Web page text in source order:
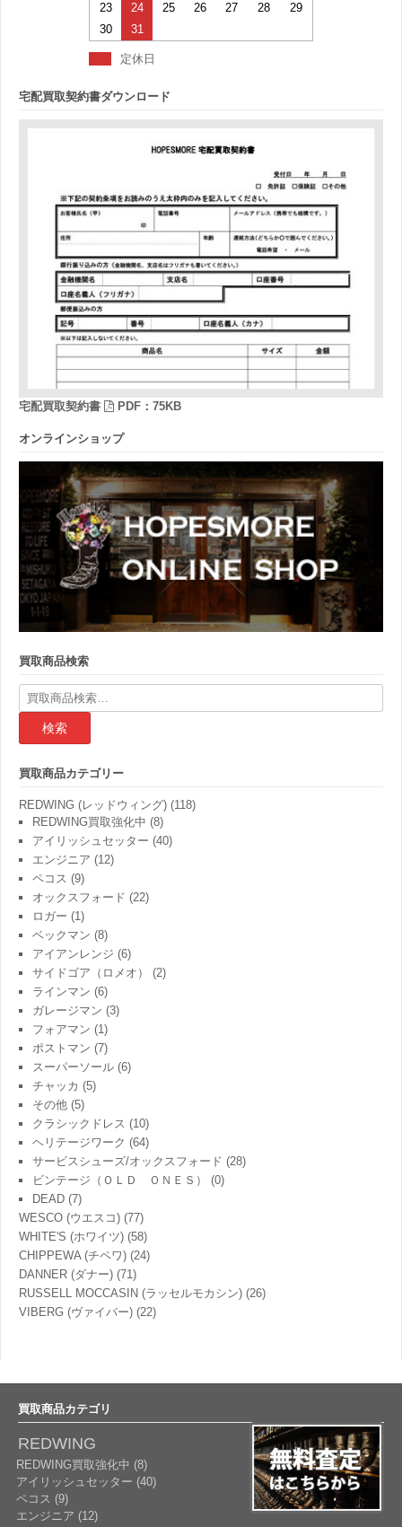
23
24 25 26 27 28
29
30
31
定休日
宅配買取契約書ダウンロード
宅配買取契約書 PDF：75KB
オンラインショップ
買取商品検索
検
索
果:
買取商品カテゴリー
REDWING (レッドウィング) (118)
REDWING買取強化中 (8)
アイリッシュセッター (40)
エンジニア (12)
ペコス (9)
オックスフォード (22)
ロガー (1)
ベックマン (8)
アイアンレンジ (6)
サイドゴア（ロメオ）
(2)
ラインマン (6)
ガレージマン (3)
フォアマン (1)
ポストマン (7)
スーパーソール (6)
チャッカ (5)
その他 (5)
クラシックドレス (10)
ヘリテージワーク (64)
サービスシューズ/オックスフォード (28)
ビンテージ（ＯＬＤ ＯＮＥＳ）
(0)
DEAD (7)
WESCO (ウエスコ) (77)
WHITE'S (ホワイツ) (58)
CHIPPEWA (チペワ) (24)
DANNER (ダナー) (71)
RUSSELL MOCCASIN (ラッセルモカシン) (26)
VIBERG (ヴァイバー) (22)
買取商品カテゴリ
REDWING
REDWING買取強化中 (8)
アイリッシュセッター (40)
ペコス (9)
エンジニア (12)